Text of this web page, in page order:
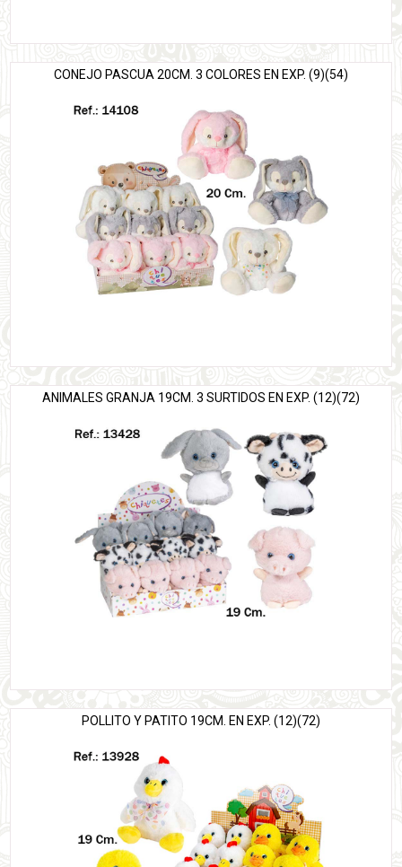
CONEJO PASCUA 20CM. 3 COLORES EN EXP. (9)(54)
ANIMALES GRANJA 19CM. 3 SURTIDOS EN EXP. (12)(72)
POLLITO Y PATITO 19CM. EN EXP. (12)(72)